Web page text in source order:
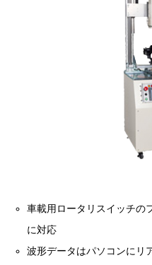
車載用ロータリスイッチの
に対応
波形データはパソコンにリ